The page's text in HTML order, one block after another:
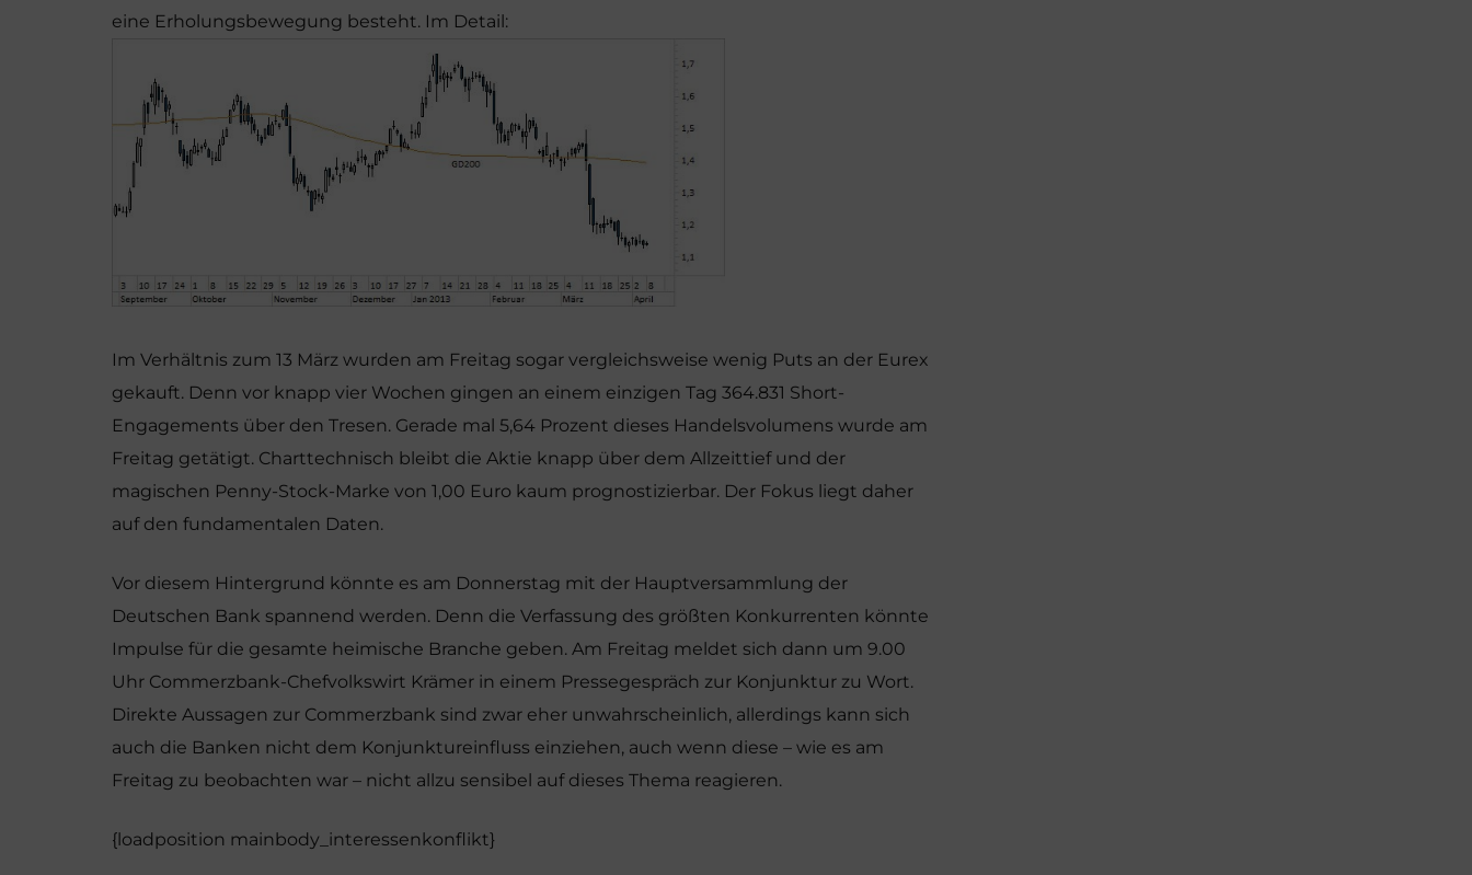
eine Erholungsbewegung besteht. Im Detail:
Im Verhältnis zum 13 März wurden am Freitag sogar vergleichsweise wenig Puts an der Eurex
gekauft. Denn vor knapp vier Wochen gingen an einem einzigen Tag 364.831 Short-
Engagements über den Tresen. Gerade mal 5,64 Prozent dieses Handelsvolumens wurde am
Freitag getätigt. Charttechnisch bleibt die Aktie knapp über dem Allzeittief und der
magischen Penny-Stock-Marke von 1,00 Euro kaum prognostizierbar. Der Fokus liegt daher
auf den fundamentalen Daten.
Vor diesem Hintergrund könnte es am Donnerstag mit der Hauptversammlung der
Deutschen Bank spannend werden. Denn die Verfassung des größten Konkurrenten könnte
Impulse für die gesamte heimische Branche geben. Am Freitag meldet sich dann um 9.00
Uhr Commerzbank-Chefvolkswirt Krämer in einem Pressegespräch zur Konjunktur zu Wort.
Direkte Aussagen zur Commerzbank sind zwar eher unwahrscheinlich, allerdings kann sich
auch die Banken nicht dem Konjunktureinfluss einziehen, auch wenn diese – wie es am
Freitag zu beobachten war – nicht allzu sensibel auf dieses Thema reagieren.
{loadposition mainbody_interessenkonflikt}